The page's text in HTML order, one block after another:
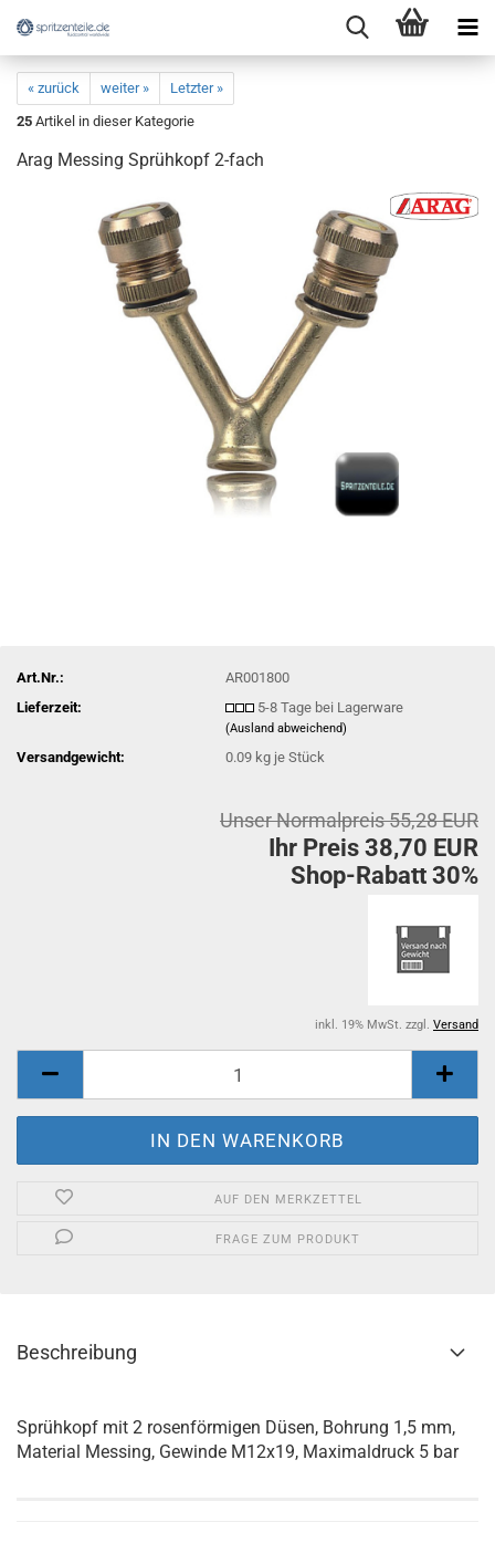
« zurück weiter »
Letzter »
25 Artikel in dieser Kategorie
Arag Messing Sprühkopf 2-fach
Art.Nr.:
AR001800
Lieferzeit:
5-8 Tage bei Lagerware
(Ausland abweichend)
Versandgewicht: 0.09 kg je Stück
Unser Normalpreis 55,28 EUR
Ihr Preis 38,70 EUR
Shop-Rabatt 30%
inkl. 19% MwSt. zzgl. Versand
AUF DEN MERKZETTEL
FRAGE ZUM PRODUKT
Beschreibung
Sprühkopf mit 2 rosenförmigen Düsen, Bohrung 1,5 mm,
Material Messing, Gewinde M12x19, Maximaldruck 5 bar